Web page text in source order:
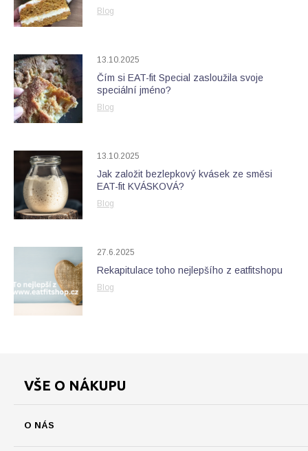
Blog
13.10.2025
Čím si EAT-fit Special zasloužila svoje
speciální jméno?
Blog
13.10.2025
Jak založit bezlepkový kvásek ze směsi
EAT-fit KVÁSKOVÁ?
Blog
27.6.2025
Rekapitulace toho nejlepšího z eatfitshopu
Blog
VŠE O NÁKUPU
O NÁS